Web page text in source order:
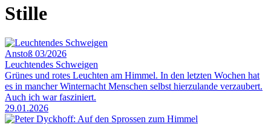
Stille
Anstoß 03/2026
Leuchtendes Schweigen
Grünes und rotes Leuchten am Himmel. In den letzten Wochen hat
es in mancher Winternacht Menschen selbst hierzulande verzaubert.
Auch ich war fasziniert.
29.01.2026